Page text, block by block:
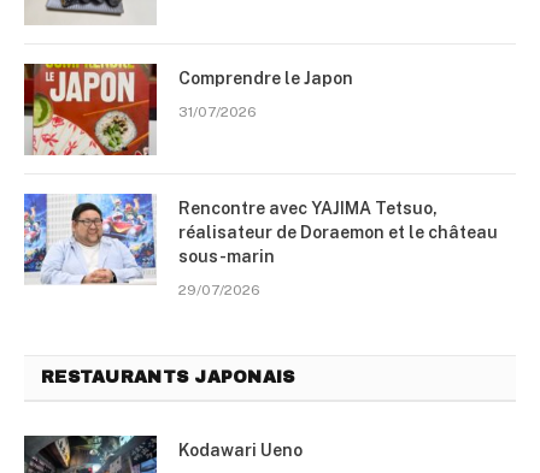
Comprendre le Japon
31/07/2026
Rencontre avec YAJIMA Tetsuo,
réalisateur de Doraemon et le château
sous-marin
29/07/2026
RESTAURANTS JAPONAIS
Kodawari Ueno